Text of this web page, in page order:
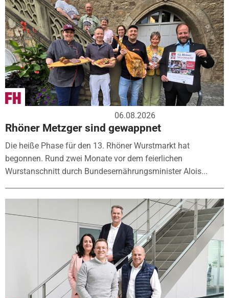
06.08.2026
Rhöner Metzger sind gewappnet
Die heiße Phase für den 13. Rhöner Wurstmarkt hat
begonnen. Rund zwei Monate vor dem feierlichen
Wurstanschnitt durch Bundesernährungsminister Alois...